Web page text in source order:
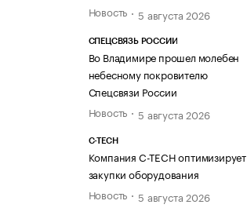
Новость
5 августа 2026
СПЕЦСВЯЗЬ РОССИИ
Во Владимире прошел молебен
небесному покровителю
Спецсвязи России
Новость
5 августа 2026
C-TECH
Компания C-TECH оптимизирует
закупки оборудования
Новость
5 августа 2026